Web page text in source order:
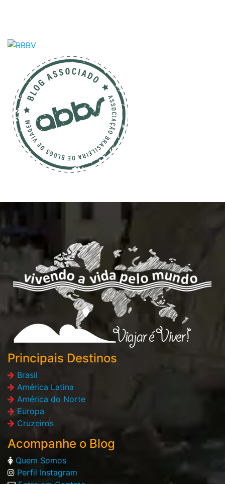
Principais Destinos
Brasil
América Latina
América do Norte
Europa
Cruzeiros
Acompanhe o Blog
Quem Somos
Perfil Instagram